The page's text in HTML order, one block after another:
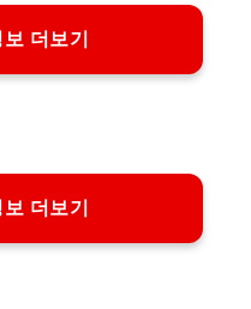
더보기
더보기